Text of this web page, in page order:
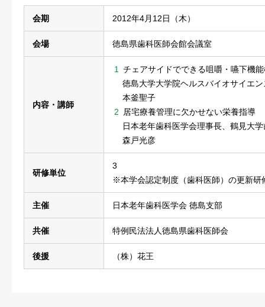
会期 2012年4月12日（木）
会場 徳島県歯科医師会館会議室
内容・講師
チェアサイドでできる咀嚼・嚥下機
徳島大学大学院ヘルスバイオサイエ
本釜聖子
居宅療養管理に欠かせない栄養指導
日本老年歯科医学会理事長、鶴見大
森戸光彦
研修単位
3
※本学会認定制度（歯科医師）の更新研
主催 日本老年歯科医学会 徳島支部
共催 特例民法法人徳島県歯科医師会
後援 （株）花王